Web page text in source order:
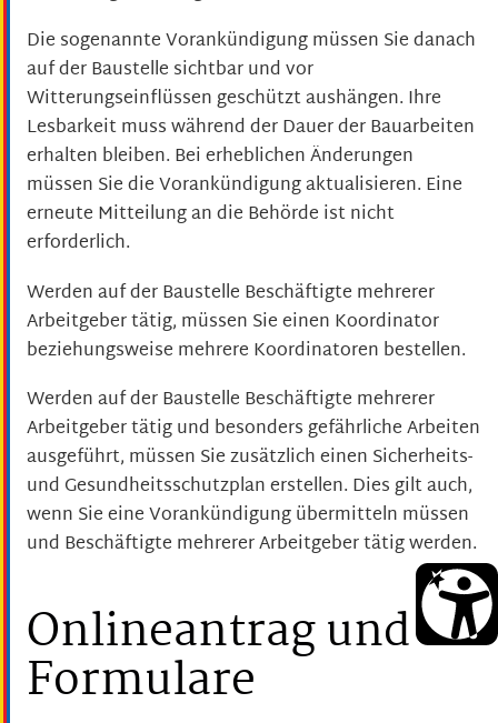
Die sogenannte Vorankündigung müssen Sie danach
auf der Baustelle sichtbar und vor
Witterungseinflüssen geschützt aushängen. Ihre
Lesbarkeit muss während der Dauer der Bauarbeiten
erhalten bleiben. Bei erheblichen Änderungen
müssen Sie die Vorankündigung aktualisieren. Eine
erneute Mitteilung an die Behörde ist nicht
erforderlich.
Werden auf der Baustelle Beschäftigte mehrerer
Arbeitgeber tätig, müssen Sie einen Koordinator
beziehungsweise mehrere Koordinatoren bestellen.
Werden auf der Baustelle Beschäftigte mehrerer
Arbeitgeber tätig und besonders gefährliche Arbeiten
ausgeführt, müssen Sie zusätzlich einen Sicherheits-
und Gesundheitsschutzplan erstellen. Dies gilt auch,
wenn Sie eine Vorankündigung übermitteln müssen
und Beschäftigte mehrerer Arbeitgeber tätig werden.
Onlineantrag und
Formulare